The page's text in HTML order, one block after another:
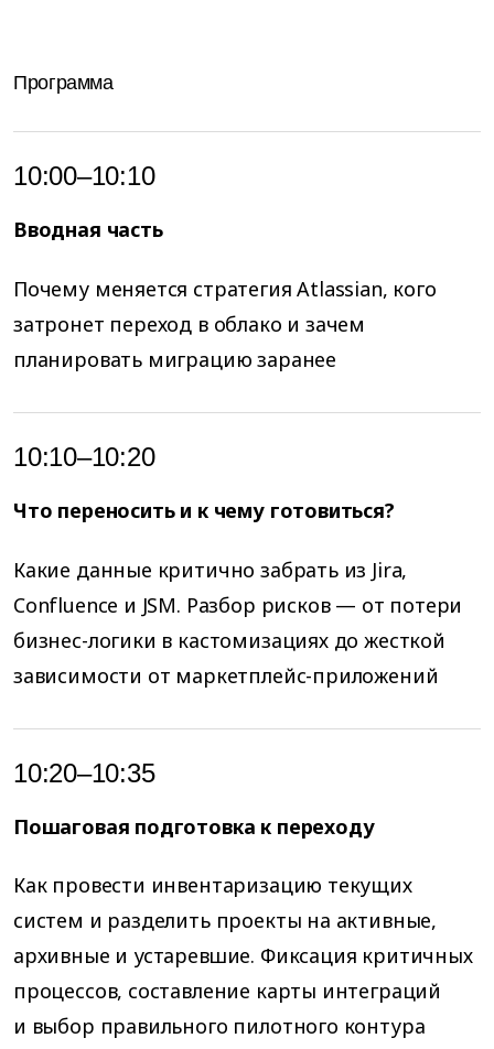
Программа
10:00–10:10
Вводная часть
Почему меняется стратегия Atlassian, кого
затронет переход в облако и зачем
планировать миграцию заранее
10:10–10:20
Что переносить и к чему готовиться?
Какие данные критично забрать из Jira,
Confluence и JSM. Разбор рисков — от потери
бизнес-логики в кастомизациях до жесткой
зависимости от маркетплейс-приложений
10:20–10:35
Пошаговая подготовка к переходу
Как провести инвентаризацию текущих
систем и разделить проекты на активные,
архивные и устаревшие. Фиксация критичных
процессов, составление карты интеграций
и выбор правильного пилотного контура